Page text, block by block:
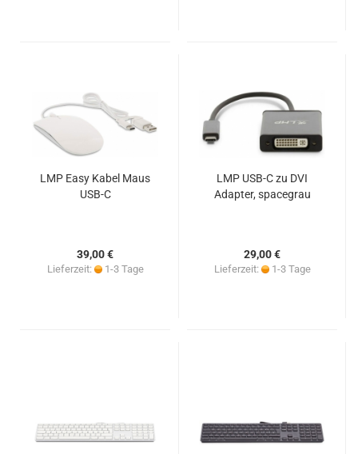
LMP Easy Kabel Maus
USB-C
39,00 €
Lieferzeit: 1-3 Tage
LMP USB-C zu DVI
Adapter, spacegrau
29,00 €
Lieferzeit: 1-3 Tage